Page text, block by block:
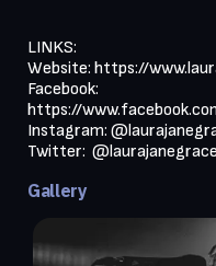
LINKS:
Website: https://
Facebook:
https://
Instagram:
Gallery